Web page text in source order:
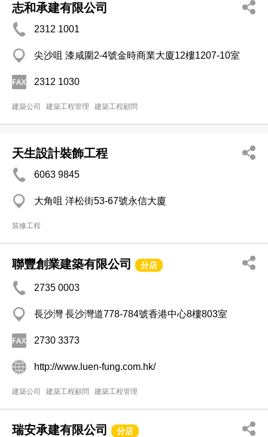
志和承建有限公司
2312 1001
尖沙咀 漆咸圍2-4號金時商業大廈12樓1207-10室
2312 1030
建築公司 建築工程管理 建築工程顧問
天生設計裝飾工程
6063 9845
大角咀 洋松街53-67號永信大廈
裝修工程
聯豐創業建築有限公司 分店
2735 0003
長沙灣 長沙灣道778-784號香港中心8樓803室
2730 3373
http://www.luen-fung.com.hk/
建築公司 建築工程顧問 建築工程管理
瑞安承建有限公司 分店